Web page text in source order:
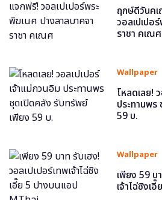
ฤกษ์ดีวันค
วอลเปเปอ
ราชา คเณศ
Wallpaper
โหลดเลย!
ประทานพร
59 บ.
Wallpaper
เพียง 59 บ
เจ้าไฉ่ซิงเ